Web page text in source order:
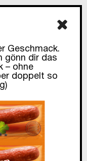
Geschmack.
gönn dir das
– ohne
doppelt so